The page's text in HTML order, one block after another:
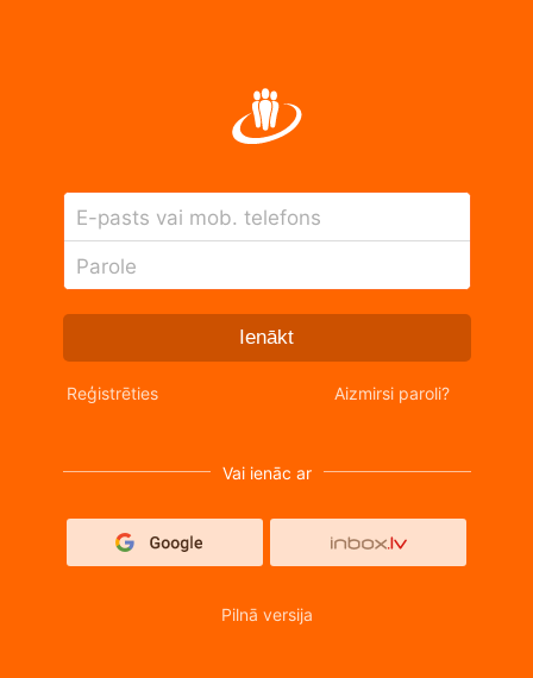
E-pasts vai mob. telefons
Parole
Ienākt
Reģistrēties Aizmirsi paroli?
Vai ienāc ar
Pilnā versija